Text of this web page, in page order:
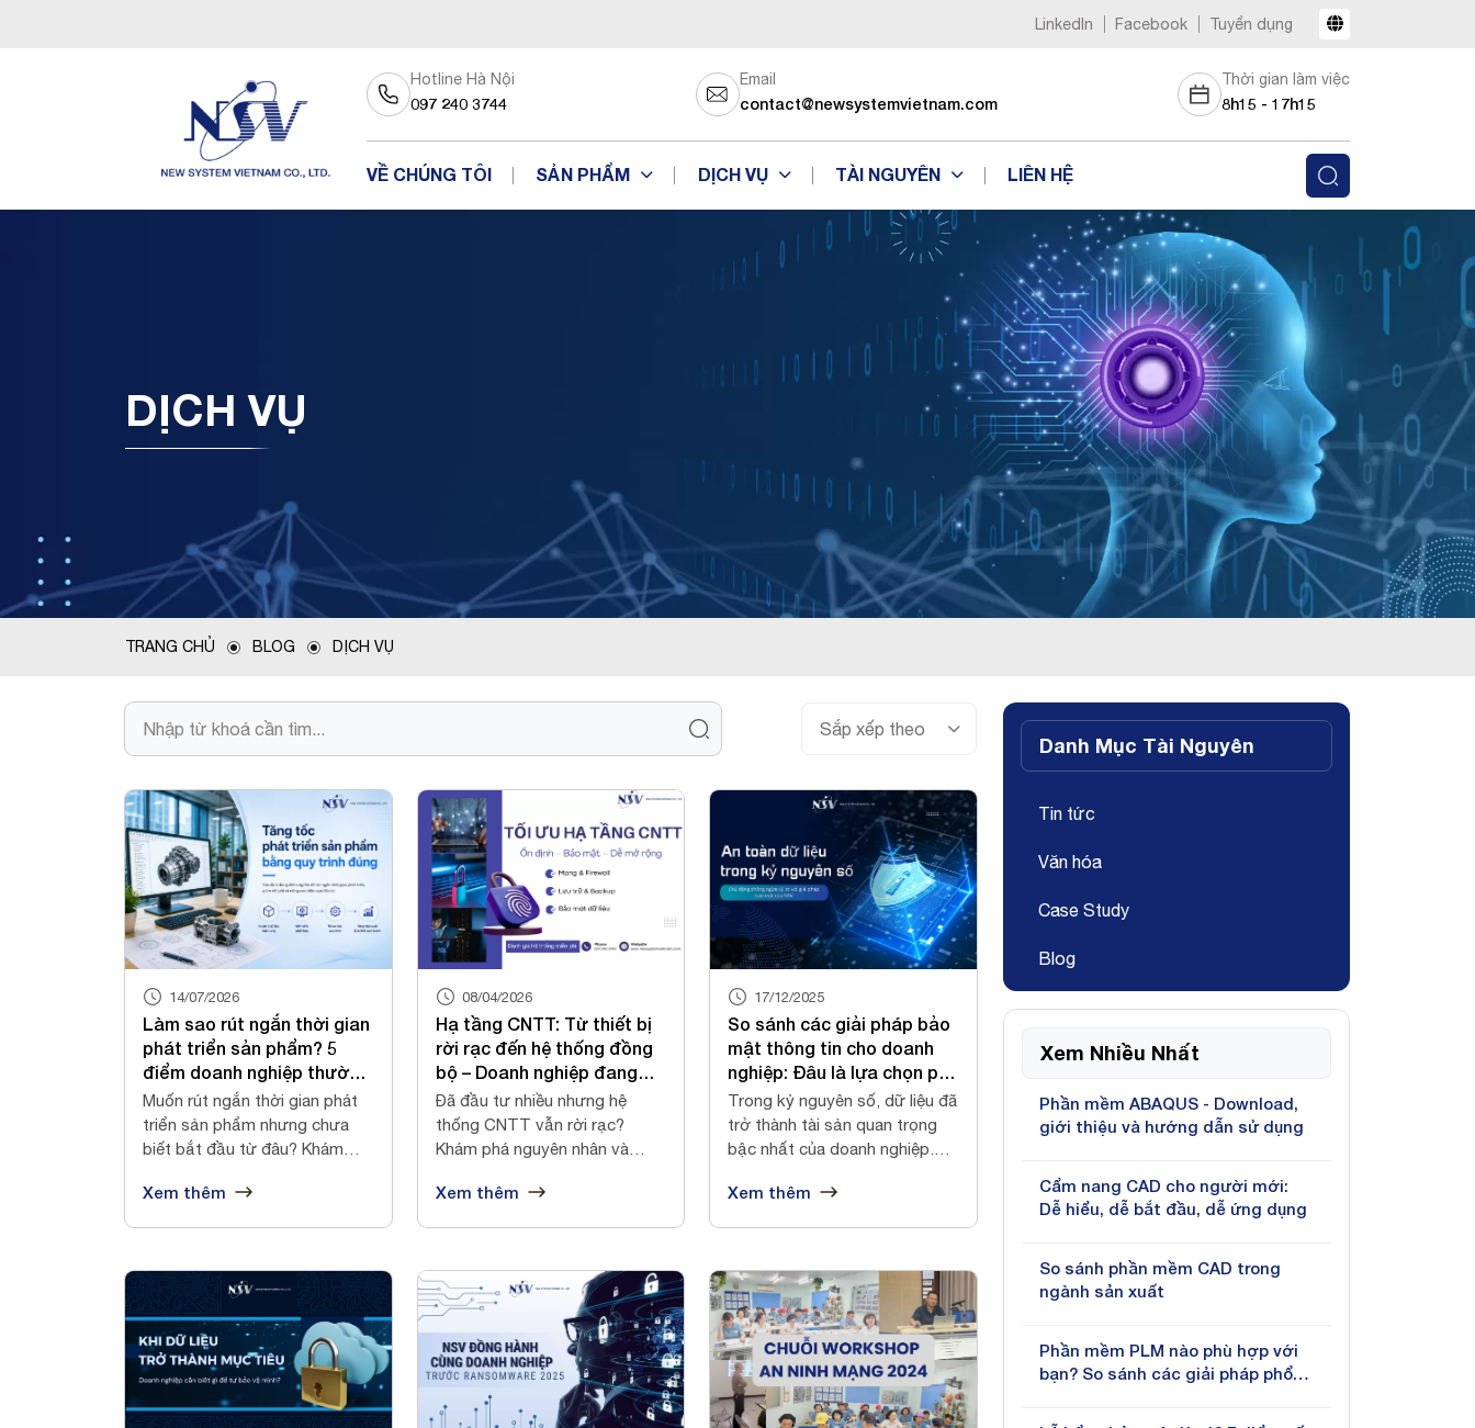
LinkedIn Facebook Tuyển dụng
Hotline Hà Nội
097 240 3744
Email
contact@newsystemvietnam.com
Thời gian làm việc
8h15 - 17h15
VỀ CHÚNG TÔI SẢN PHẨM DỊCH VỤ TÀI NGUYÊN LIÊN HỆ
DỊCH VỤ
TRANG CHỦ BLOG DỊCH VỤ
14/07/2026
Làm sao rút ngắn thời gian
phát triển sản phẩm? 5
điểm doanh nghiệp thường
bỏ sót
Muốn rút ngắn thời gian phát
triển sản phẩm nhưng chưa
biết bắt đầu từ đâu? Khám
Xem thêm
08/04/2026
Hạ tầng CNTT: Từ thiết bị
rời rạc đến hệ thống đồng
bộ – Doanh nghiệp đang
thiếu gì?
Đã đầu tư nhiều nhưng hệ
thống CNTT vẫn rời rạc?
Khám phá nguyên nhân và
Xem thêm
17/12/2025
So sánh các giải pháp bảo
mật thông tin cho doanh
nghiệp: Đâu là lựa chọn phù
hợp?
Trong kỷ nguyên số, dữ liệu đã
trở thành tài sản quan trọng
bậc nhất của doanh nghiệp.
Xem thêm
Danh Mục Tài Nguyên
Tin tức
Văn hóa
Case Study
Blog
Xem Nhiều Nhất
Phần mềm ABAQUS - Download,
giới thiệu và hướng dẫn sử dụng
Cẩm nang CAD cho người mới:
Dễ hiểu, dễ bắt đầu, dễ ứng dụng
So sánh phần mềm CAD trong
ngành sản xuất
Phần mềm PLM nào phù hợp với
bạn? So sánh các giải pháp phổ